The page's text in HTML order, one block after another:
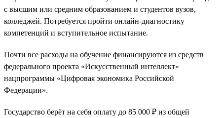
с высшим или средним образованием и студентов вузов,
колледжей. Потребуется пройти онлайн-диагностику
компетенций и вступительное испытание.
Почти все расходы на обучение финансируются из средств
федерального проекта «Искусственный интеллект»
нацпрограммы «Цифровая экономика Российской
Федерации».
Государство берёт на себя оплату до 85 000 ₽ из общей